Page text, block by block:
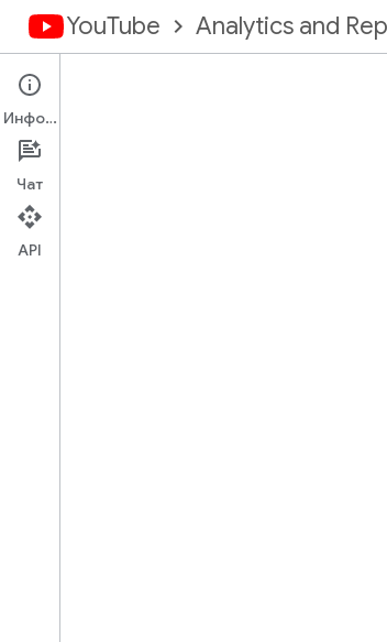
YouTube Analytics and
Обзор
Получить учетные данные
Информация
Чат
API